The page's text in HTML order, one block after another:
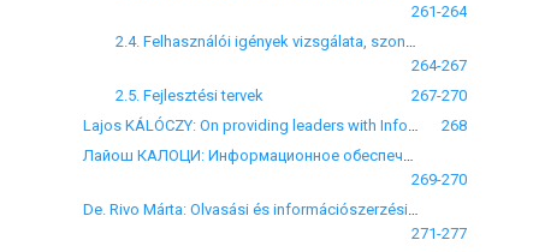
261-264
264-267
2.5. Fejlesztési tervek
267-270
268
269-270
271-277